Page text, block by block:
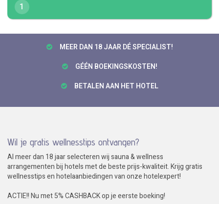
1
MEER DAN 18 JAAR DÉ SPECIALIST!
GÉÉN BOEKINGSKOSTEN!
BETALEN AAN HET HOTEL
Wil je gratis wellnesstips ontvangen?
Al meer dan 18 jaar selecteren wij sauna & wellness
arrangementen bij hotels met de beste prijs-kwaliteit. Krijg gratis
wellnesstips en hotelaanbiedingen van onze hotelexpert!
ACTIE!! Nu met 5% CASHBACK op je eerste boeking!